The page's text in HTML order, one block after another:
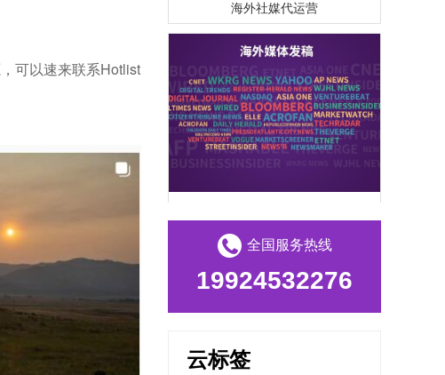
可以速来联系Hotlist
海外媒体PR/博客
全国服务热线
19924532276
云标签